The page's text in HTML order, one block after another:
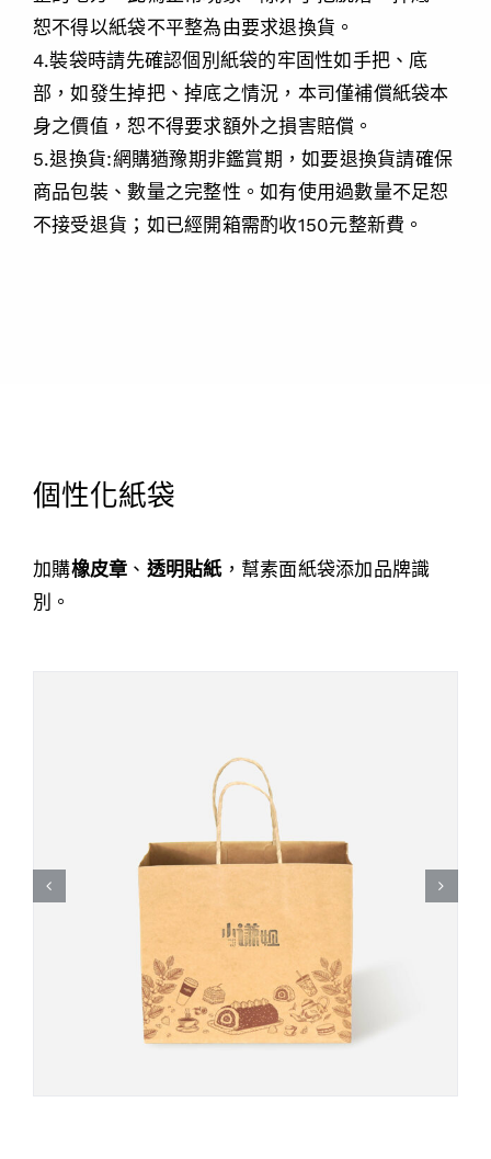
恕不得以紙袋不平整為由要求退換貨。
4.裝袋時請先確認個別紙袋的牢固性如手把、底
部，如發生掉把、掉底之情況，本司僅補償紙袋本
身之價值，恕不得要求額外之損害賠償。
5.退換貨:網購猶豫期非鑑賞期，如要退換貨請確保
商品包裝、數量之完整性。如有使用過數量不足恕
不接受退貨；如已經開箱需酌收150元整新費。
個性化紙袋
加購橡皮章 、 透明貼紙，幫素面紙袋添加品牌識
別。